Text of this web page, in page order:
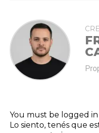
You must be logged
Lo siento, tenés que